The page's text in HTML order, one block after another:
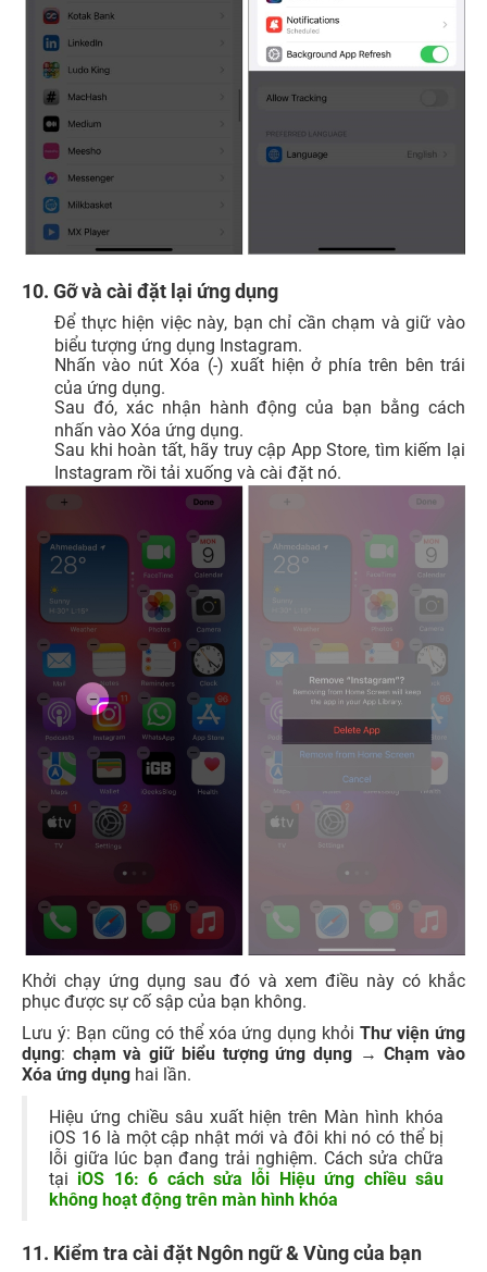
10. Gỡ và cài đặt lại ứng dụng
Để thực hiện việc này, bạn chỉ cần chạm và giữ vào
biểu tượng ứng dụng Instagram.
Nhấn vào nút Xóa (-) xuất hiện ở phía trên bên trái
của ứng dụng.
Sau đó, xác nhận hành động của bạn bằng cách
nhấn vào Xóa ứng dụng.
Sau khi hoàn tất, hãy truy cập App Store, tìm kiếm lại
Instagram rồi tải xuống và cài đặt nó.
Khởi chạy ứng dụng sau đó và xem điều này có khắc
phục được sự cố sập của bạn không.
Lưu ý: Bạn cũng có thể xóa ứng dụng khỏiThư viện ứng
dụng: chạm và giữ biểu tượng ứng dụng→ Chạm vào
Xóa ứng dụng hai lần.
Hiệu ứng chiều sâu xuất hiện trên Màn hình khóa
iOS 16 là một cập nhật mới và đôi khi nó có thể bị
lỗi giữa lúc bạn đang trải nghiệm. Cách sửa chữa
tại iOS 16: 6 cách sửa lỗi Hiệu ứng chiều sâu
không hoạt động trên màn hình khóa
11. Kiểm tra cài đặt Ngôn ngữ & Vùng của bạn